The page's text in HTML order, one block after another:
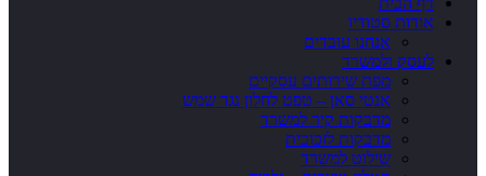
אודות סטודיו
אנחנו עובדים
לעסק ולמשרד
מפת שירותים עסקיים
אנטי סאן – טפט לחלון נגד שמש
מדבקות קיר למשרד
מדבקות לזכוכית
שילוט למשרד